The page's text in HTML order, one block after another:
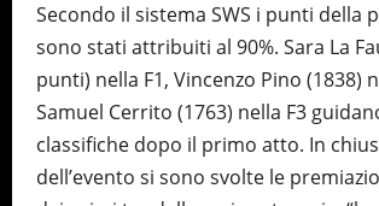
Secondo il sistema SWS i punti della
sono stati attribuiti al 90%. Sara La
punti) nella F1, Vincenzo Pino (1838)
Samuel Cerrito (1763) nella F3
classifiche dopo il primo atto. In
dell’evento si sono svolte le